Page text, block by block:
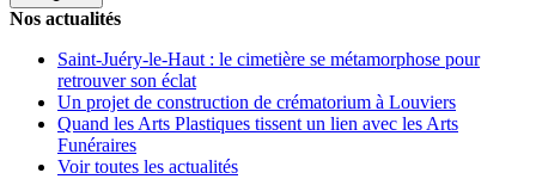
Nos actualités
Saint-Juéry-le-Haut : le cimetière se métamorphose pour
retrouver son éclat
Un projet de construction de crématorium à Louviers
Quand les Arts Plastiques tissent un lien avec les Arts
Funéraires
Voir toutes les actualités